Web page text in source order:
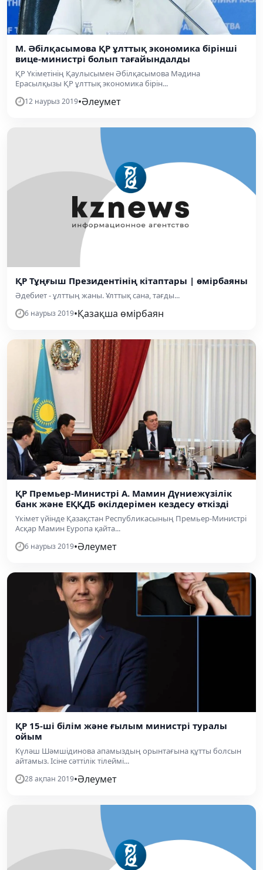
М. Әбілқасымова ҚР ұлттық экономика бірінші
вице-министрі болып тағайындалды
ҚР Үкіметінің Қаулысымен Әбілқасымова Мәдина
Ерасылқызы ҚР ұлттық экономика бірін...
12 наурыз 2019•Әлеумет
ҚР Тұңғыш Президентінің кітаптары | өмірбаяны
Әдебиет - ұлттың жаны. Ұлттық сана, тағды...
6 наурыз 2019•Қазақша өмірбаян
ҚР Премьер-Министрі А. Мамин Дүниежүзілік
банк және ЕҚҚДБ өкілдерімен кездесу өткізді
Үкімет үйінде Қазақстан Республикасының Премьер-Министрі
Асқар Мамин Еуропа қайта...
6 наурыз 2019•Әлеумет
ҚР 15-ші білім және ғылым министрі туралы
ойым
Күләш Шәмшідинова апамыздың орынтағына құтты болсын
айтамыз. Ісіне сәттілік тілеймі...
28 ақпан 2019•Әлеумет